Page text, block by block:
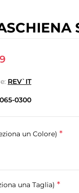
REV`IT
0300
un Colore) *
una Taglia) *